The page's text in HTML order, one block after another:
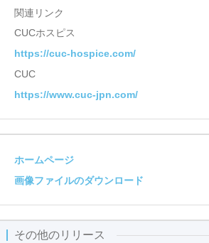
関連リンク
CUCホスピス
https://cuc-hospice.com/
CUC
https://www.cuc-jpn.com/
ホームページ
画像ファイルのダウンロード
その他のリリース